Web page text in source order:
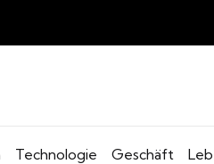
Technologie Geschäft